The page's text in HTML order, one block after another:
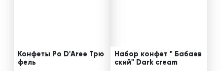
Конфеты Po D'Aree Трю
фель
Набор конфет " Бабаев
ский" Dark cream